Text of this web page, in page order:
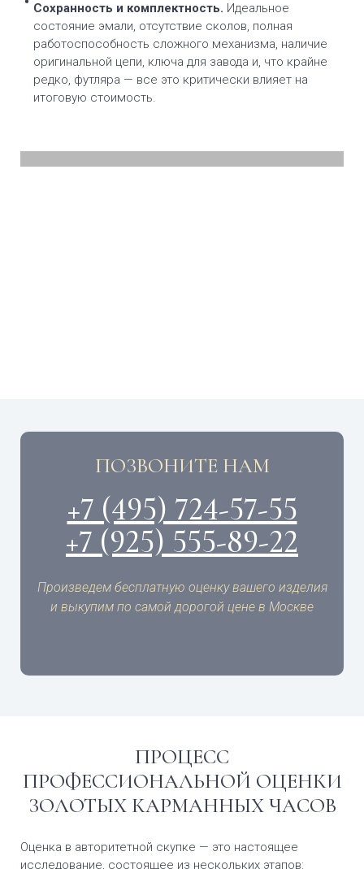
Сохранность и комплектность. Идеальное
состояние эмали, отсутствие сколов, полная
работоспособность сложного механизма, наличие
оригинальной цепи, ключа для завода и, что крайне
редко, футляра — все это критически влияет на
итоговую стоимость.
ПОЗВОНИТЕ НАМ
+7 (495) 724-57-55
+7 (925) 555-89-22
Произведем бесплатную оценку вашего изделия
и выкупим по самой дорогой цене в Москве
ПРОЦЕСС
ПРОФЕССИОНАЛЬНОЙ ОЦЕНКИ
ЗОЛОТЫХ КАРМАННЫХ ЧАСОВ
Оценка в авторитетной скупке — это настоящее
исследование, состоящее из нескольких этапов: